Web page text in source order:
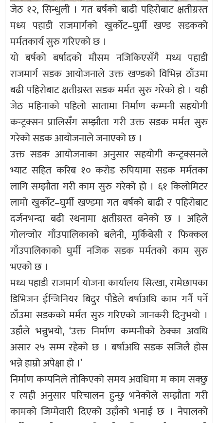
जेठ १२, सिन्धुली । गत बर्षको बाढी पहिरोबाट क्षतीग्रस्त
मध्य पहाडी राजमार्गको खुर्कोट–घुर्मी खण्ड सडकको
मर्मतकार्य सुरु गरिएको छ ।
यो बर्षको बर्षादको मौसम नजिकिएसँगै मध्य पहाडी
राजमार्ग सडक आयोजनाले उक्त खण्डको विभिन्न ठाँउमा
बढी पहिरोबाट क्षतीग्रस्त सडक मर्मत सुरु गरेको हो । यही
जेठ महिनाको पहिलो सातामा निर्माण कम्पनी सहयोगी
कन्ट्रक्सन प्रालिसँग सम्झौता गरी उक्त सडक मर्मत सुरु
गरेको सडक आयोजनाले जनाएको छ ।
उक्त सडक आयोजनाका अनुसार सहयोगी कन्ट्रक्सनले
भ्याट सहित करिब १० करोड रुपियामा सडक मर्मतका
लागि सम्झौता गरी काम सुरु गरेको हो । ६१ किलोमिटर
लामो खुर्कोट–घुर्मी खण्डमा गत बर्षको बाढी र पहिरोबाट
दर्जनभन्दा बढी स्थनामा क्षतीग्रस्त बनेको छ । अहिले
गोलन्जोर गाँउपालिकाको बलेनी, मुर्किबेसी र फिक्कल
गाँउपालिकाको घुर्मी नजिक सडक मर्मतको काम सुरु
भएको छ ।
मध्य पहाडी राजमार्ग योजना कार्यालय सित्खा, रामेछापका
डिभिजन ईन्जिनियर बिदुर पौडेले बर्षाअघि काम गर्नै पर्ने
ठाँउमा सडकको मर्मत सुरु गरिएको जानकरी दिनुभयो ।
उहाँले भन्नुभयो, ‘उक्त निर्माण कम्पनीको ठेक्का अवधि
असार २५ सम्म रहेको छ । बर्षाअघि सडक सजिलै होस
भन्ने हाम्रो अपेक्षा हो ।’
निर्माण कम्पनिले तोकिएको समय अवधिमा म काम सक्छु
र त्यही अनुसार परिचालन हुन्छु भनेकोले सम्झौता गरी
कामको जिम्मेवारी दिएको उहाँको भनाई छ । नेपालको